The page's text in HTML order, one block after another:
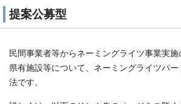
提案公募型
民間事業者等からネーミングライツ事業実
県有施設等について、ネーミングライツパ
法です。